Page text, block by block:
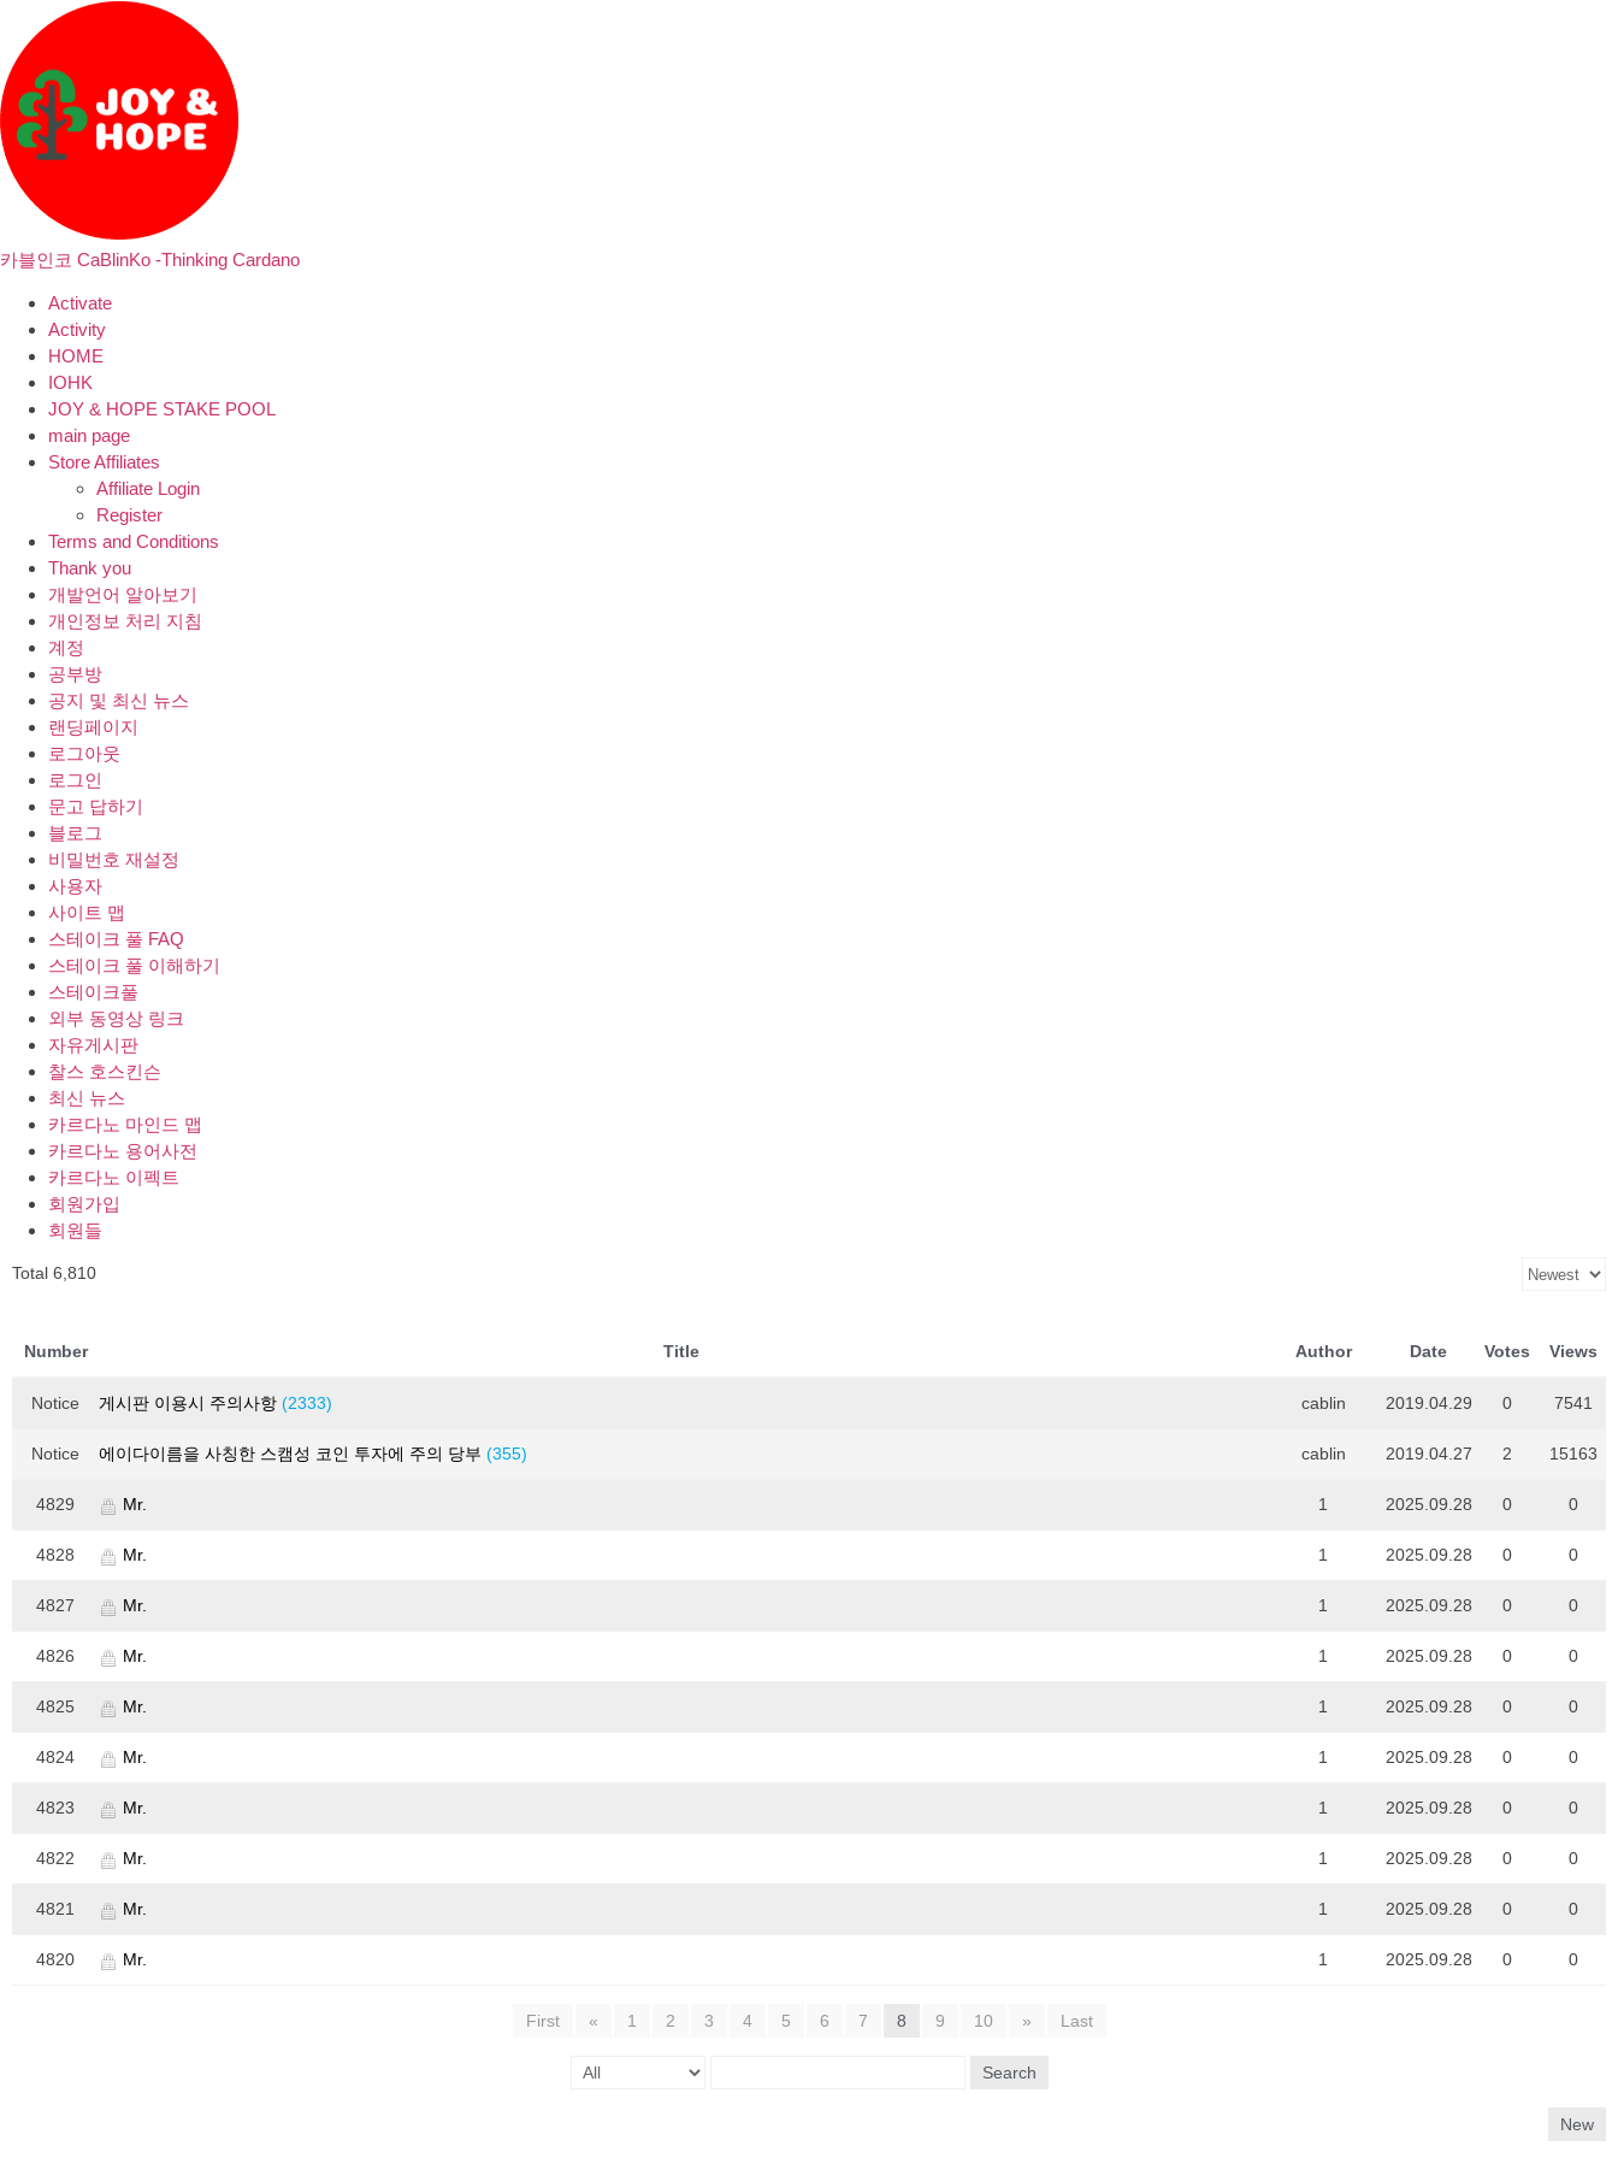
카블인코 CaBlinKo -Thinking Cardano
Activate
Activity
HOME
IOHK
JOY & HOPE STAKE POOL
main page
Store Affiliates
Affiliate Login
Register
Terms and Conditions
Thank you
개발언어 알아보기
개인정보 처리 지침
계정
공부방
공지 및 최신 뉴스
랜딩페이지
로그아웃
로그인
문고 답하기
블로그
비밀번호 재설정
사용자
사이트 맵
스테이크 풀 FAQ
스테이크 풀 이해하기
스테이크풀
외부 동영상 링크
자유게시판
찰스 호스킨슨
최신 뉴스
카르다노 마인드 맵
카르다노 용어사전
카르다노 이펙트
회원가입
회원들
Total 6,810
Number Title Author Date Votes Views
Notice 게시판 이용시 주의사항 (2333) cablin 2019.04.29 0 7541
Notice 에이다이름을 사칭한 스캠성 코인 투자에 주의 당부 (355) cablin 2019.04.27 2 15163
4829 Mr. 1 2025.09.28 0 0
4828 Mr. 1 2025.09.28 0 0
4827 Mr. 1 2025.09.28 0 0
4826 Mr. 1 2025.09.28 0 0
4825 Mr. 1 2025.09.28 0 0
4824 Mr. 1 2025.09.28 0 0
4823 Mr. 1 2025.09.28 0 0
4822 Mr. 1 2025.09.28 0 0
4821 Mr. 1 2025.09.28 0 0
4820 Mr. 1 2025.09.28 0 0
First « 1 2 3 4 5 6 7 8 9 10 » Last
Search
New